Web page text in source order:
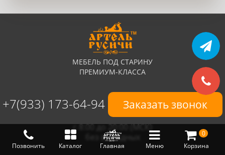
Меню
Позвонить Каталог Главная
0
Корзина
МЕБЕЛЬ ПОД СТАРИНУ
ПРЕМИУМ-КЛАССА
+7(933) 173-64-94 Заказать звонок
с 8:00 до 20:00 (МСК)
без выходных